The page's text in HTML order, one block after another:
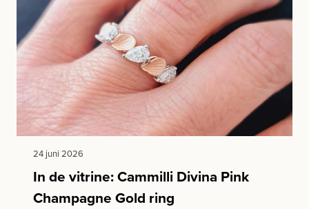
24 juni 2026
In de vitrine: Cammilli Divina Pink
Champagne Gold ring